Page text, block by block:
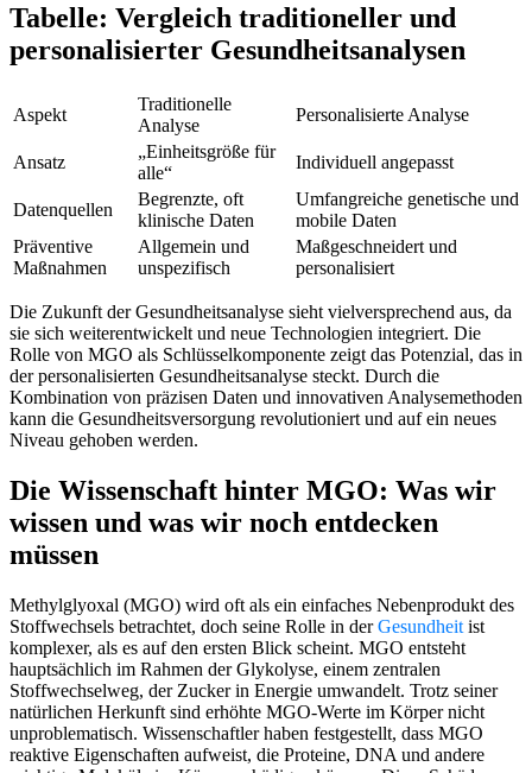
Tabelle: Vergleich traditioneller und
personalisierter Gesundheitsanalysen
Aspekt
Traditionelle
Analyse
Personalisierte Analyse
Ansatz
„Einheitsgröße für
alle“
Individuell angepasst
Datenquellen
Begrenzte, oft
klinische Daten
Umfangreiche genetische und
mobile Daten
Präventive
Maßnahmen
Allgemein und
unspezifisch
Maßgeschneidert und
personalisiert
Die Zukunft der Gesundheitsanalyse sieht vielversprechend aus, da
sie sich weiterentwickelt und neue Technologien integriert. Die
Rolle von MGO als Schlüsselkomponente zeigt das Potenzial, das in
der personalisierten Gesundheitsanalyse steckt. Durch die
Kombination von präzisen Daten und innovativen Analysemethoden
kann die Gesundheitsversorgung revolutioniert und auf ein neues
Niveau gehoben werden.
Die Wissenschaft hinter MGO: Was wir
wissen und was wir noch entdecken
müssen
Methylglyoxal (MGO) wird oft als ein einfaches Nebenprodukt des
Stoffwechsels betrachtet, doch seine Rolle in derGesundheit ist
komplexer, als es auf den ersten Blick scheint. MGO entsteht
hauptsächlich im Rahmen der Glykolyse, einem zentralen
Stoffwechselweg, der Zucker in Energie umwandelt. Trotz seiner
natürlichen Herkunft sind erhöhte MGO-Werte im Körper nicht
unproblematisch. Wissenschaftler haben festgestellt, dass MGO
reaktive Eigenschaften aufweist, die Proteine, DNA und andere